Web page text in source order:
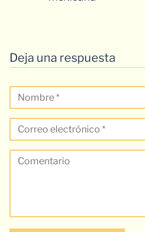
Deja una respuesta